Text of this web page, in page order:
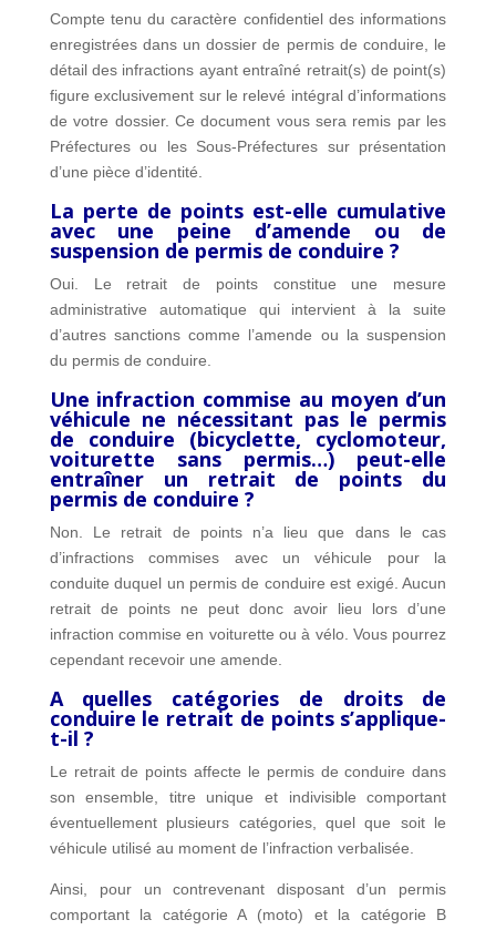
Compte tenu du caractère confidentiel des informations
enregistrées dans un dossier de permis de conduire, le
détail des infractions ayant entraîné retrait(s) de point(s)
figure exclusivement sur le relevé intégral d’informations
de votre dossier. Ce document vous sera remis par les
Préfectures ou les Sous-Préfectures sur présentation
d’une pièce d’identité.
La perte de points est-elle cumulative
avec une peine d’amende ou de
suspension de permis de conduire ?
Oui. Le retrait de points constitue une mesure
administrative automatique qui intervient à la suite
d’autres sanctions comme l’amende ou la suspension
du permis de conduire.
Une infraction commise au moyen d’un
véhicule ne nécessitant pas le permis
de conduire (bicyclette, cyclomoteur,
voiturette sans permis…) peut-elle
entraîner un retrait de points du
permis de conduire ?
Non. Le retrait de points n’a lieu que dans le cas
d’infractions commises avec un véhicule pour la
conduite duquel un permis de conduire est exigé. Aucun
retrait de points ne peut donc avoir lieu lors d’une
infraction commise en voiturette ou à vélo. Vous pourrez
cependant recevoir une amende.
A quelles catégories de droits de
conduire le retrait de points s’applique-
t-il ?
Le retrait de points affecte le permis de conduire dans
son ensemble, titre unique et indivisible comportant
éventuellement plusieurs catégories, quel que soit le
véhicule utilisé au moment de l’infraction verbalisée.
Ainsi, pour un contrevenant disposant d’un permis
comportant la catégorie A (moto) et la catégorie B